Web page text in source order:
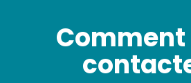
Comment